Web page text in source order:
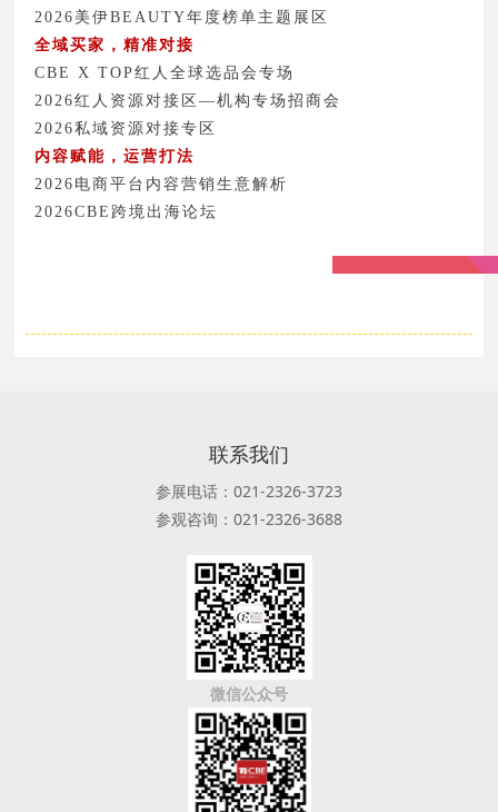
2026美伊BEAUTY年度榜单主题展区
全域买家，精准对接
CBE X TOP红人全球选品会专场
2026红人资源对接区—机构专场招商会
2026私域资源对接专区
内容赋能，运营打法
2026电商平台内容营销生意解析
2026CBE跨境出海论坛
*活动持续更新中，
联系我们
参展电话：021-2326-3723
参观咨询：021-2326-3688
微信公众号